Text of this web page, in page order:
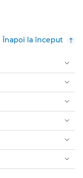
Înapoi la început